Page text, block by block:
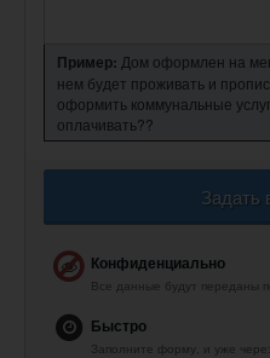
Пример: Дом оформлен на
нем будет проживать и
оформить коммунальные
оплачивать??
Задать
Конфиденциально
Все данные будут переданы
Быстро
Заполните форму, и уже